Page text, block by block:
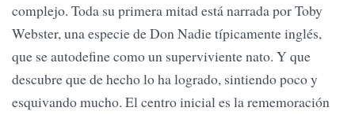
complejo. Toda su primera mitad está narrada por Toby
Webster, una especie de Don Nadie típicamente inglés,
que se autodefine como un superviviente nato. Y que
descubre que de hecho lo ha logrado, sintiendo poco y
esquivando mucho. El centro inicial es la rememoración